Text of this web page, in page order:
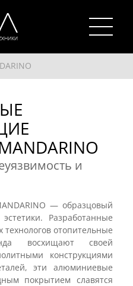
и
— образцовый
Разработанные
технологов отопительные
восхищают своей
конструкциями
эти алюминиевые
покрытием славятся